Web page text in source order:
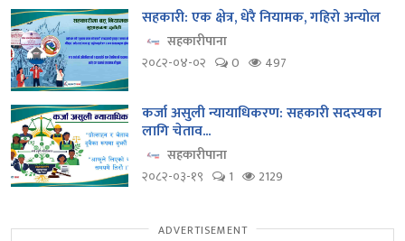
सहकारी: एक क्षेत्र, धेरै नियामक, गहिरो अन्योल
सहकारीपाना
२०८२-०४-०२
0 497
कर्जा असुली न्यायाधिकरण: सहकारी सदस्यका
लागि चेताव...
सहकारीपाना
२०८२-०३-१९
1 2129
ADVERTISEMENT